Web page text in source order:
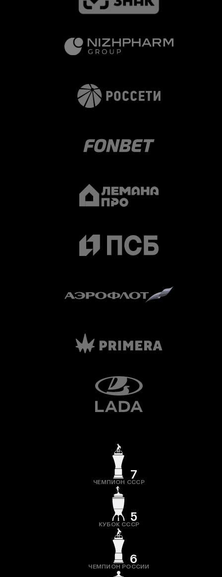
7
ЧЕМПИОН СССР
5
КУБОК СССР
6
ЧЕМПИОН РОССИИ